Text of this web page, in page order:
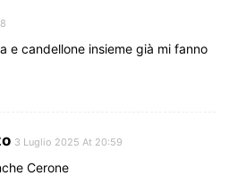
e candellone insieme già mi fanno
3 Luglio 2025 At 20:59
Cerone